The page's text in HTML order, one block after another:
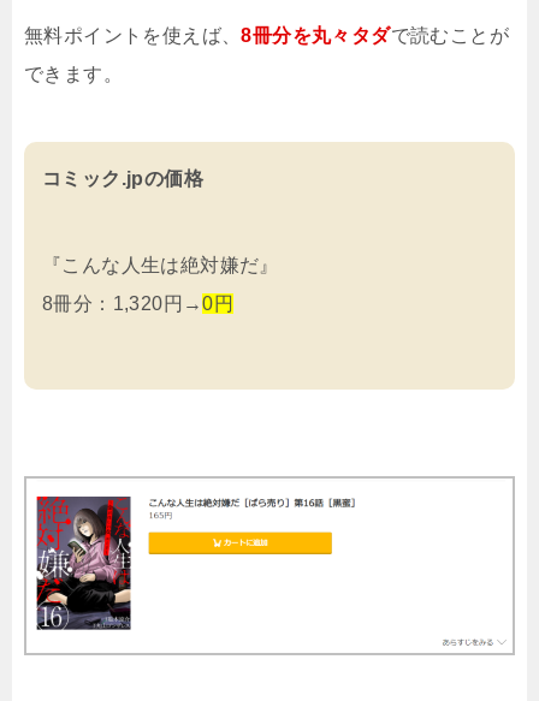
無料ポイントを使えば、8冊分を丸々タダで読むことが
できます。
コミック.jpの価格
『こんな人生は絶対嫌だ』
8冊分：1,320円→0円